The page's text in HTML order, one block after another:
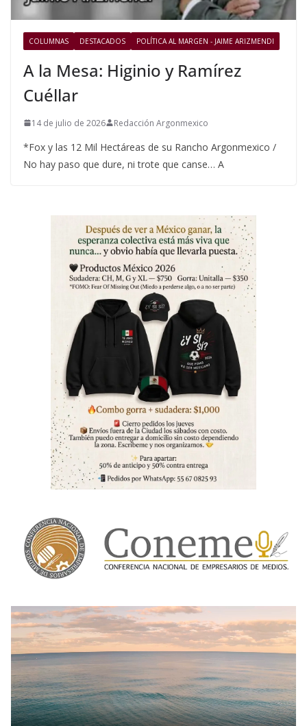
COLUMNAS DESTACADOS POLÍTICA AL MARGEN - JAIME ARIZMENDI
A la Mesa: Higinio y Ramírez
Cuéllar
14 de julio de 2026 Redacción Argonmexico
*Fox y las 12 Mil Hectáreas de su Rancho Argonmexico /
No hay paso que dure, ni trote que canse… A